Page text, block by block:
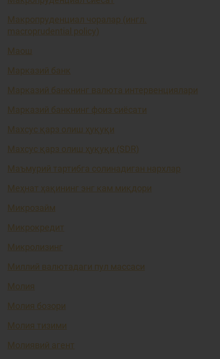
Макропруденциал чоралар (ингл.
macroprudential policy)
Маош
Марказий банк
Марказий банкнинг валюта интервенциялари
Марказий банкнинг фоиз сиёсати
Махсус қарз олиш ҳуқуқи
Махсус қарз олиш ҳуқуқи (SDR)
Маъмурий тартибга солинадиган нархлар
Меҳнат ҳақининг энг кам миқдори
Микрозайм
Микрокредит
Микролизинг
Миллий валютадаги пул массаси
Молия
Молия бозори
Молия тизими
Молиявий агент